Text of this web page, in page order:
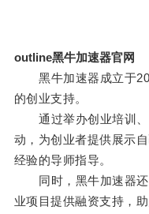
outline黑牛加速器官网
黑牛加速器成立于
的创业支持。
通过举办创业培训、
动，为创业者提供展示
经验的导师指导。
同时，黑牛加速器还
业项目提供融资支持，